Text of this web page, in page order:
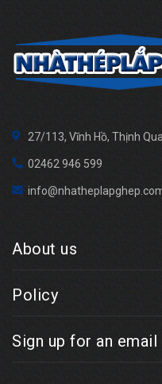
27/113, Vĩnh Hồ, Thịnh
02462 946 599
About us
Policy
Sign up for an email